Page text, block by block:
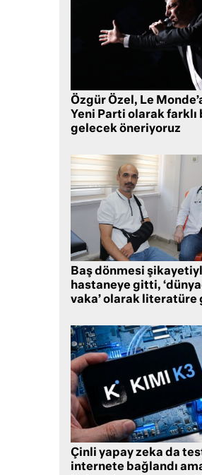
Özgür Özel, Le
Yeni Parti olarak farklı
gelecek öneriyoruz
Baş dönmesi
hastaneye gitti,
vaka’ olarak literatüre
Çinli yapay zeka da
internete bağlandı